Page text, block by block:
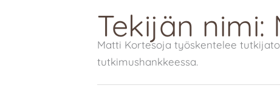
Tekijän
Matti Kortesoja työskentelee
tutkimushankkeessa.